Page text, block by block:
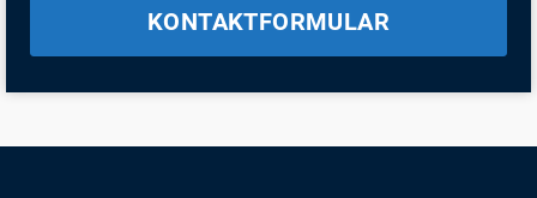
KONTAKTFORMULAR